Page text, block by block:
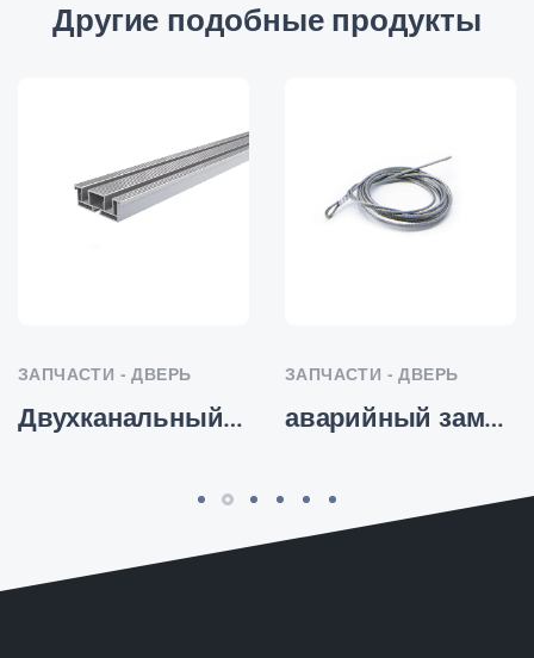
Другие подобные продукты
ЗАПЧАСТИ - ДВЕРЬ
Двухканальный алюминиевый порог
ЗАПЧАСТИ - ДВЕРЬ
аварийный замок-разблокировка-веревка-1.5 - HTM-SP-027